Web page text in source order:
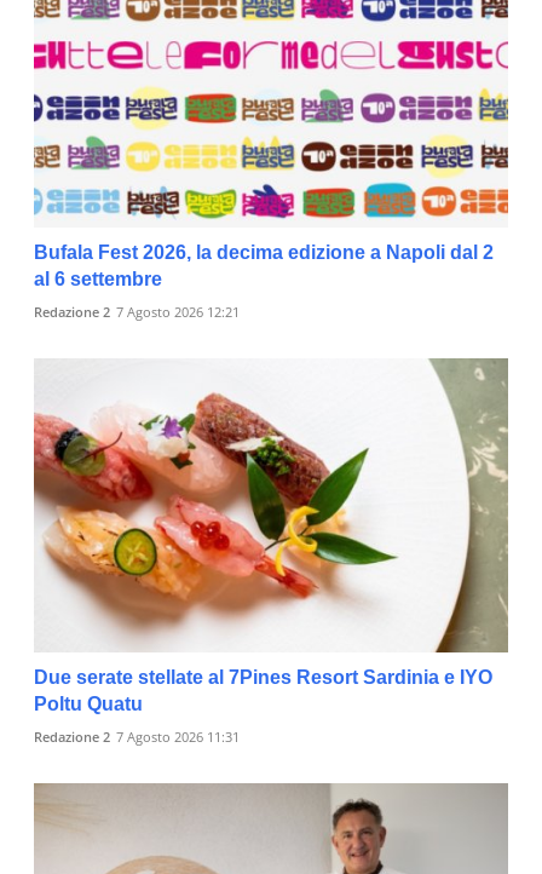
Bufala Fest 2026, la decima edizione a Napoli dal 2
al 6 settembre
Redazione 2 7 Agosto 2026 12:21
Due serate stellate al 7Pines Resort Sardinia e IYO
Poltu Quatu
Redazione 2 7 Agosto 2026 11:31